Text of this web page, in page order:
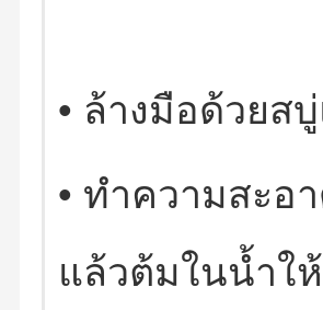
• ล้างมือด้วยส
• ทำความสะอ
แล้วต้มในน้ำใ